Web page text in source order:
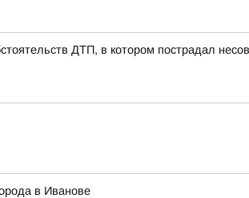
ДТП, в котором пострадал
в Иванове